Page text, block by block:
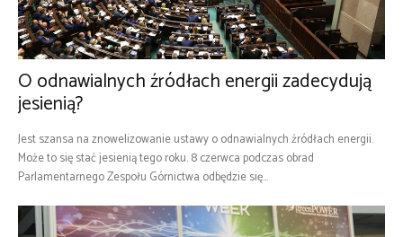
O odnawialnych źródłach energii zadecydują
jesienią?
Jest szansa na znowelizowanie ustawy o odnawialnych źródłach energii.
Może to się stać jesienią tego roku. 8 czerwca podczas obrad
Parlamentarnego Zespołu Górnictwa odbędzie się...